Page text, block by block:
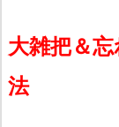
大雑把＆
法